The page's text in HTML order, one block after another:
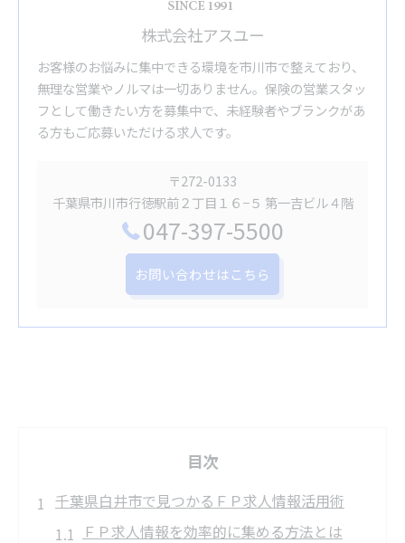
株式会社アスユー
お客様のお悩みに集中できる環境を市川市で整えており、
無理な営業やノルマは一切ありません。保険の営業スタッ
フとして働きたい方を募集中で、未経験者やブランクがあ
る方もご応募いただける求人です。
〒272-0133
千葉県市川市行徳駅前２丁目１６−５ 第一吉ビル４階
047-397-5500
お問い合わせはこちら
目次
千葉県白井市で見つかるＦＰ求人情報活用術
ＦＰ求人情報を効率的に集める方法とは